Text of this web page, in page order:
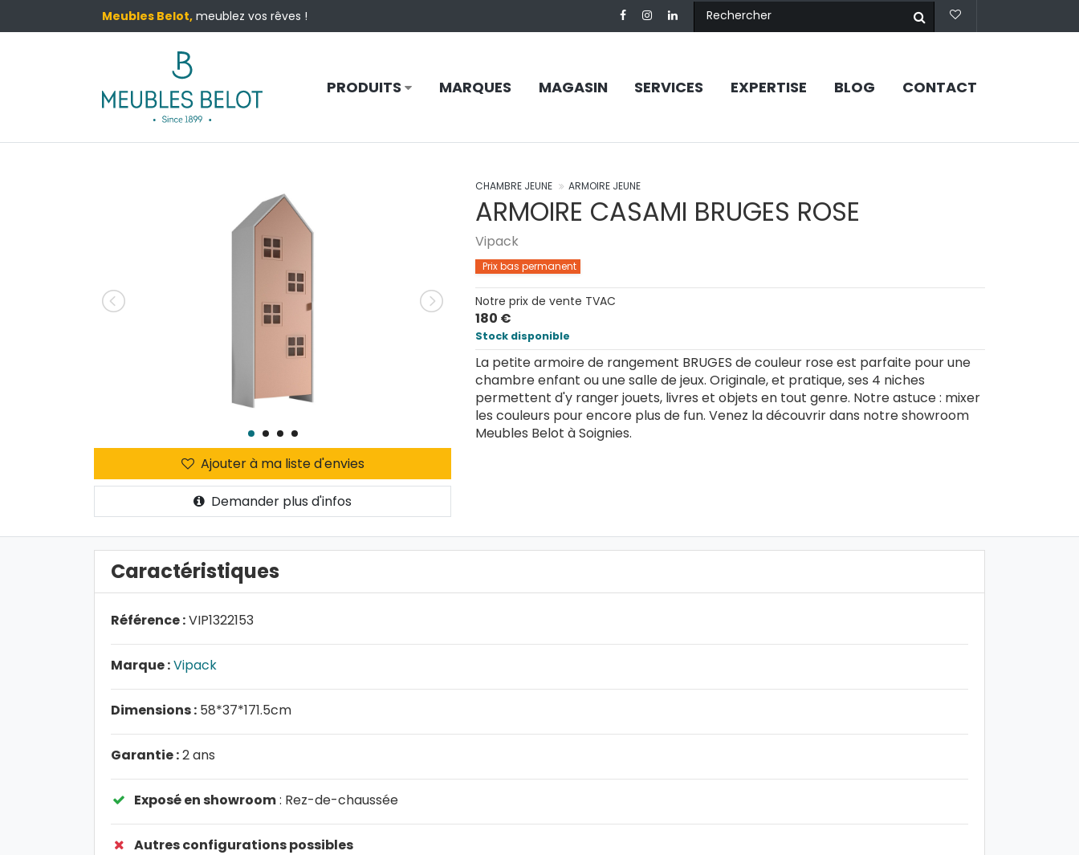
Meubles Belot, meublez vos rêves !
PRODUITS MARQUES MAGASIN SERVICES EXPERTISE BLOG CONTACT
Ajouter à ma liste d'envies
Demander plus d'infos
CHAMBRE JEUNE ARMOIRE JEUNE
ARMOIRE CASAMI BRUGES ROSE
Vipack
Prix bas permanent
Notre prix de vente TVAC
180 €
Stock disponible
La petite armoire de rangement BRUGES de couleur rose est parfaite pour une
chambre enfant ou une salle de jeux. Originale, et pratique, ses 4 niches
permettent d'y ranger jouets, livres et objets en tout genre. Notre astuce : mixer
les couleurs pour encore plus de fun. Venez la découvrir dans notre showroom
Meubles Belot à Soignies.
Caractéristiques
Référence :VIP1322153
Marque :Vipack
Dimensions : 58*37*171.5cm
Garantie :2 ans
Exposé en showroom: Rez-de-chaussée
Autres configurations possibles